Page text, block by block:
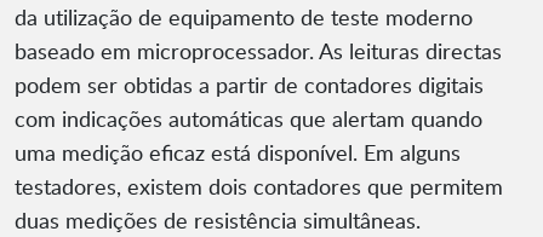
da utilização de equipamento de teste moderno
baseado em microprocessador. As leituras directas
podem ser obtidas a partir de contadores digitais
com indicações automáticas que alertam quando
uma medição eficaz está disponível. Em alguns
testadores, existem dois contadores que permitem
duas medições de resistência simultâneas.